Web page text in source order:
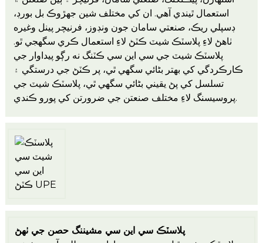
استعمال ٿيندي آهي. ان کي مختلف شين جهڙوڪ بل بورڊ،
ڊسپلي ريڪ، صنعتي سامان جون ونڊوز، فرنيچر پينل وغيره
ٺاهڻ لاءِ پلاسٽڪ شيٽ ڪٽڻ لاءِ استعمال ڪري سگهجي ٿو.
پلاسٽڪ شيٽ جي سي اين سي ڪٽنگ نه رڳو پيداوار جي
ڪارڪردگي کي بهتر بڻائي سگهي ٿي، پر ڪٽڻ جي درستگي ۽
تسلسل کي پڻ يقيني بڻائي سگهي ٿي، پلاسٽڪ شيٽ جي
پروسيسنگ لاءِ مختلف صنعتن جي ضرورتن کي پورو ڪندي.
پلاسٽڪ سي اين سي مشيننگ حصن جي ٺهڻ